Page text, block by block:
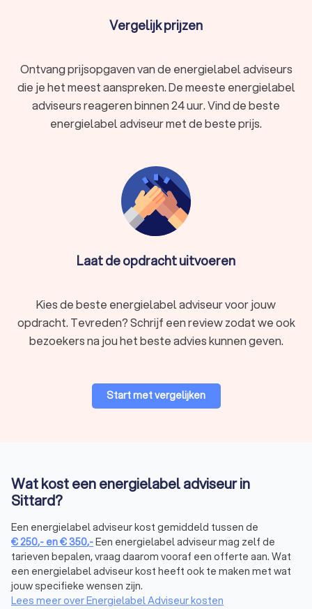
Vergelijk prijzen
Ontvang prijsopgaven van de energielabel adviseurs
die je het meest aanspreken. De meeste energielabel
adviseurs reageren binnen 24 uur. Vind de beste
energielabel adviseur met de beste prijs.
Laat de opdracht uitvoeren
Kies de beste energielabel adviseur voor jouw
opdracht. Tevreden? Schrijf een review zodat we ook
bezoekers na jou het beste advies kunnen geven.
Start met vergelijken
Wat kost een energielabel adviseur in
Sittard?
Een energielabel adviseur kost gemiddeld tussen de
€250,- en€350,-Een energielabel adviseur mag zelf de
tarieven bepalen, vraag daarom vooraf een offerte aan. Wat
een energielabel adviseur kost heeft ook te maken met wat
jouw specifieke wensen zijn.
Lees meer over Energielabel Adviseur kosten